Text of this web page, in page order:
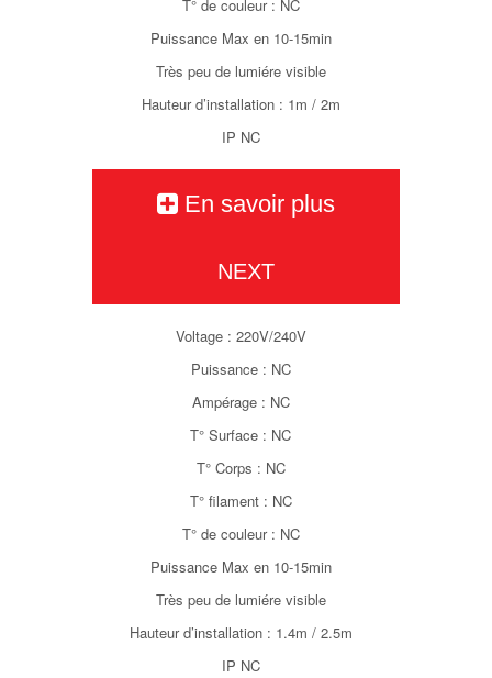
T° de couleur : NC
Puissance Max en 10-15min
Très peu de lumiére visible
Hauteur d’installation : 1m / 2m
IP NC
En savoir plus
NEXT
Voltage : 220V/240V
Puissance : NC
Ampérage : NC
T° Surface : NC
T° Corps : NC
T° filament : NC
T° de couleur : NC
Puissance Max en 10-15min
Très peu de lumiére visible
Hauteur d’installation : 1.4m / 2.5m
IP NC